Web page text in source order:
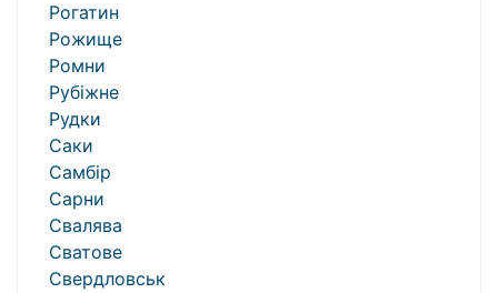
Рогатин
Рожище
Ромни
Рубіжне
Рудки
Саки
Самбір
Сарни
Свалява
Сватове
Свердловськ